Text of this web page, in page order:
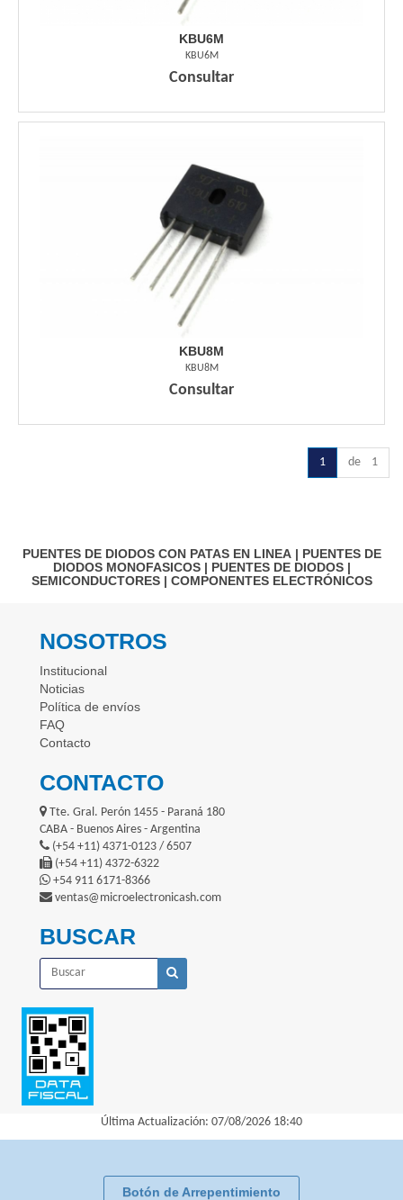
KBU6M
KBU6M
Consultar
KBU8M
KBU8M
Consultar
1 de 1
PUENTES DE DIODOS CON PATAS EN LINEA| PUENTES DE
DIODOS MONOFASICOS| PUENTES DE DIODOS|
SEMICONDUCTORES| COMPONENTES ELECTRÓNICOS
NOSOTROS
Institucional
Noticias
Política de envíos
FAQ
Contacto
CONTACTO
Tte. Gral. Perón 1455 - Paraná 180
CABA - Buenos Aires - Argentina
(+54 +11) 4371-0123 / 6507
(+54 +11) 4372-6322
+54 911 6171-8366
ventas@microelectronicash.com
BUSCAR
Última Actualización: 07/08/2026 18:40
Botón de Arrepentimiento